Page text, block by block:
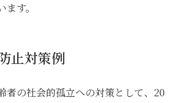
す。
止対策例
者の社会的孤立への対策として、20